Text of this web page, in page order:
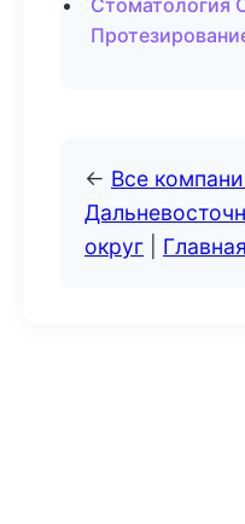
Стоматология
← Все
округ